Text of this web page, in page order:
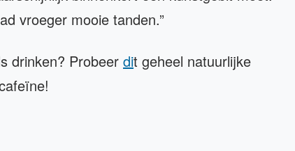
vroeger mooie tanden.”
drinken? Probeer dit geheel natuurlijke